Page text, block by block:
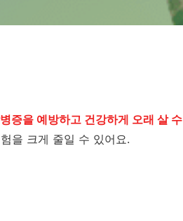
증을 예방하고 건강하게 오래 살 수
을 크게 줄일 수 있어요.